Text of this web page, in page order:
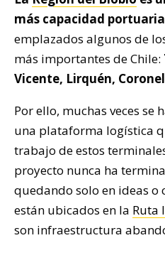
más capacidad
emplazados algunos de
más importantes de Chile:
Vicente, Lirquén,
Por ello, muchas veces se
una plataforma logística
trabajo de estos
proyecto nunca ha
quedando solo en ideas o
están ubicados en la Ruta
son infraestructura